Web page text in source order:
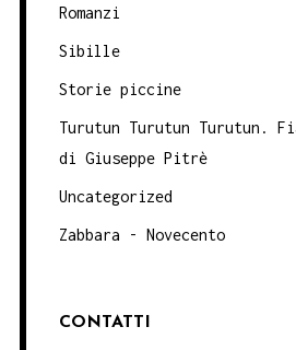
Romanzi
Sibille
Storie piccine
Turutun Turutun Turutun.
di Giuseppe Pitrè
Uncategorized
Zabbara - Novecento
CONTATTI